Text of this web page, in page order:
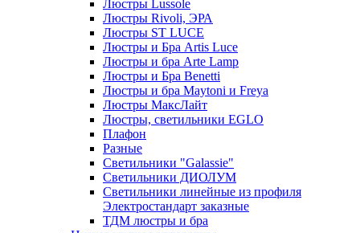
Люстры Lussole
Люстры Rivoli, ЭРА
Люстры ST LUCE
Люстры и Бра Artis Luce
Люстры и бра Arte Lamp
Люстры и Бра Benetti
Люстры и бра Maytoni и Freya
Люстры МаксЛайт
Люстры, светильники EGLO
Плафон
Разные
Светильники "Galassie"
Светильники ДИОЛУМ
Светильники линейные из профиля
Электростандарт заказные
ТДМ люстры и бра